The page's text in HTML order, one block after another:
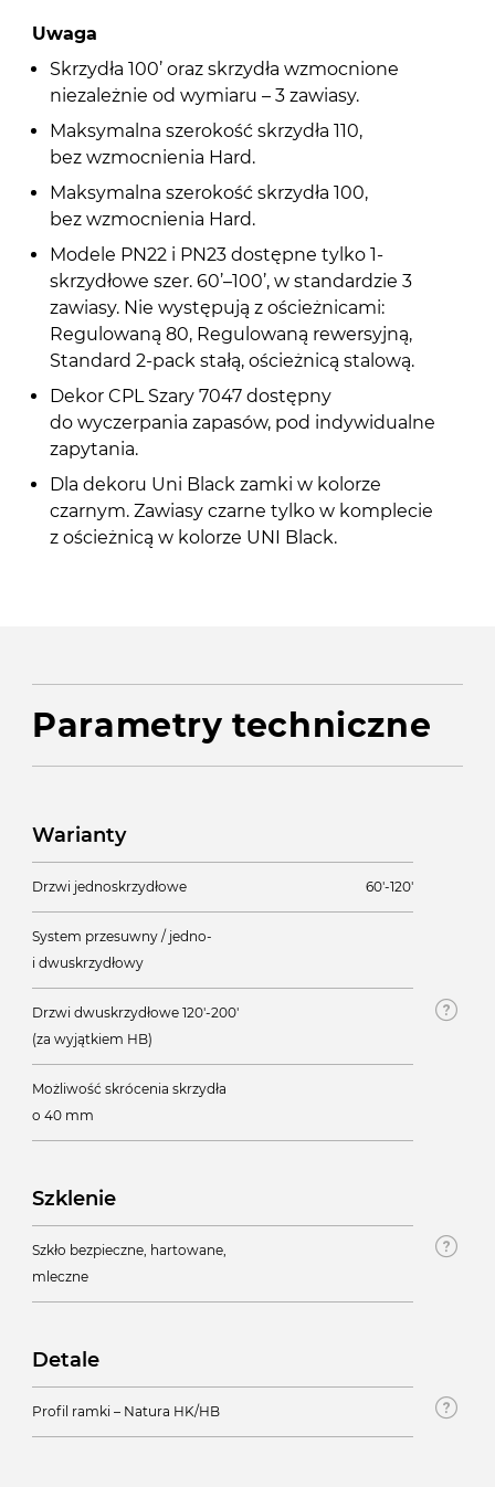
Uwaga
Skrzydła 100’ oraz skrzydła wzmocnione
niezależnie od wymiaru – 3 zawiasy.
Maksymalna szerokość skrzydła 110,
bez wzmocnienia Hard.
Maksymalna szerokość skrzydła 100,
bez wzmocnienia Hard.
Modele PN22 i PN23 dostępne tylko 1-
skrzydłowe szer. 60’–100’, w standardzie 3
zawiasy. Nie występują z ościeżnicami:
Regulowaną 80, Regulowaną rewersyjną,
Standard 2-pack stałą, ościeżnicą stalową.
Dekor CPL Szary 7047 dostępny
do wyczerpania zapasów, pod indywidualne
zapytania.
Dla dekoru Uni Black zamki w kolorze
czarnym. Zawiasy czarne tylko w komplecie
z ościeżnicą w kolorze UNI Black.
Parametry techniczne
Warianty
Drzwi jednoskrzydłowe 60'-120'
System przesuwny / jedno-
i dwuskrzydłowy
Drzwi dwuskrzydłowe 120'-200'
(za wyjątkiem HB)
Możliwość skrócenia skrzydła
o 40 mm
Szklenie
Szkło bezpieczne, hartowane,
mleczne
Detale
Profil ramki – Natura HK/HB